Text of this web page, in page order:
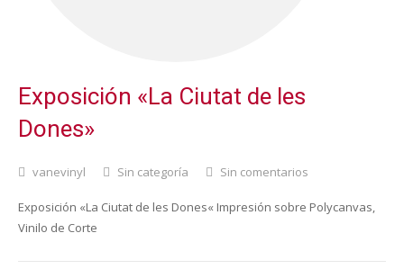
Exposición «La Ciutat de les
Dones»
vanevinyl Sin categoría Sin comentarios
Exposición «La Ciutat de les Dones« Impresión sobre Polycanvas,
Vinilo de Corte